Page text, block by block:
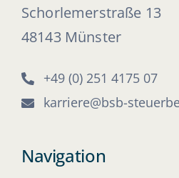
Schorlemerstraße 13
48143 Münster
+49 (0) 251 4175 07
karriere@bsb-
Navigation